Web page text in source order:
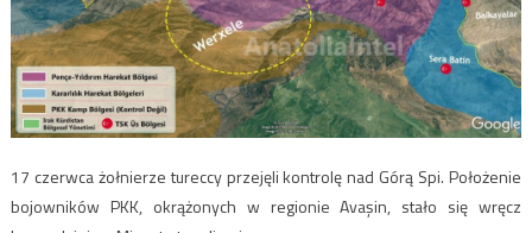
17 czerwca żołnierze tureccy przejęli kontrolę nad Górą Spi. Położenie
bojowników PKK, okrążonych w regionie Avaşin, stało się wręcz